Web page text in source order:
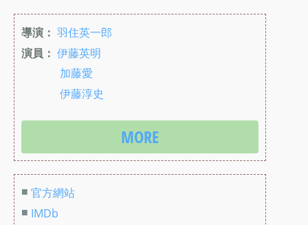
導演： 羽住英一郎
演員： 伊藤英明
加藤愛
伊藤淳史
MORE
■ 官方網站
■ IMDb